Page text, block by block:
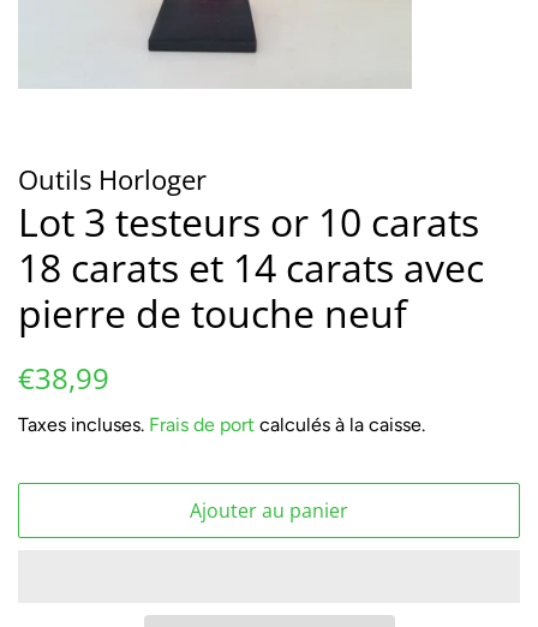
Outils Horloger
Lot 3 testeurs or 10 carats
18 carats et 14 carats avec
pierre de touche neuf
Prix
€38,99
Taxes incluses. Frais de port calculés à la caisse.
Ajouter au panier